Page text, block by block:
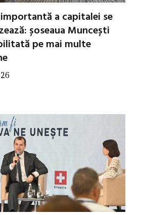
a capitalei se
șoseaua Muncești
pe mai multe